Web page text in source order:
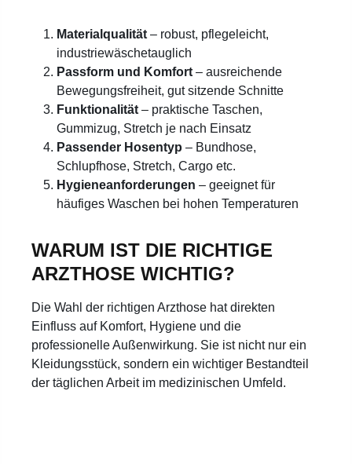
Materialqualität – robust, pflegeleicht,
industriewäschetauglich
Passform und Komfort – ausreichende
Bewegungsfreiheit, gut sitzende Schnitte
Funktionalität – praktische Taschen,
Gummizug, Stretch je nach Einsatz
Passender Hosentyp – Bundhose,
Schlupfhose, Stretch, Cargo etc.
Hygieneanforderungen – geeignet für
häufiges Waschen bei hohen Temperaturen
WARUM IST DIE RICHTIGE
ARZTHOSE WICHTIG?
Die Wahl der richtigen Arzthose hat direkten
Einfluss auf Komfort, Hygiene und die
professionelle Außenwirkung. Sie ist nicht nur ein
Kleidungsstück, sondern ein wichtiger Bestandteil
der täglichen Arbeit im medizinischen Umfeld.